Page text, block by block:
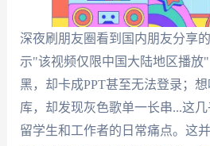
深夜刷朋友圈看到国内朋友分享
示"该视频仅限中国大陆地区播放
黑，却卡成PPT甚至无法登录；
库，却发现灰色歌单一长串...这几
留学生和工作者的日常痛点。这